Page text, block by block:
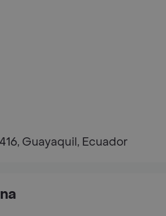
Guayaquil, Ecuador